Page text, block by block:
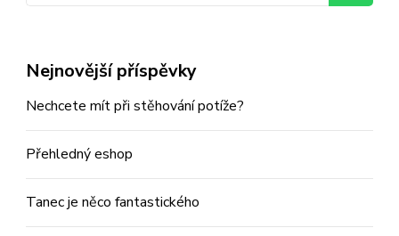
Nejnovější příspěvky
Nechcete mít při stěhování potíže?
Přehledný eshop
Tanec je něco fantastického